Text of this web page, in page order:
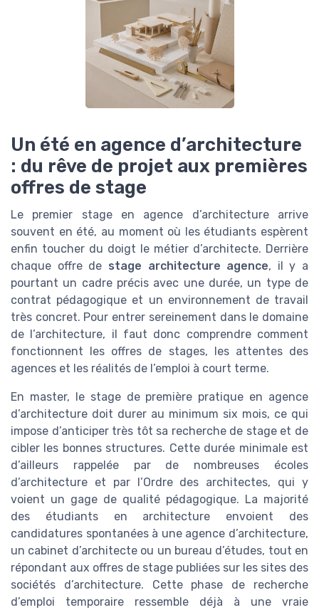
Un été en agence d’architecture
: du rêve de projet aux premières
offres de stage
Le premier stage en agence d’architecture arrive
souvent en été, au moment où les étudiants espèrent
enfin toucher du doigt le métier d’architecte. Derrière
chaque offre de stage architecture agence, il y a
pourtant un cadre précis avec une durée, un type de
contrat pédagogique et un environnement de travail
très concret. Pour entrer sereinement dans le domaine
de l’architecture, il faut donc comprendre comment
fonctionnent les offres de stages, les attentes des
agences et les réalités de l’emploi à court terme.
En master, le stage de première pratique en agence
d’architecture doit durer au minimum six mois, ce qui
impose d’anticiper très tôt sa recherche de stage et de
cibler les bonnes structures. Cette durée minimale est
d’ailleurs rappelée par de nombreuses écoles
d’architecture et par l’Ordre des architectes, qui y
voient un gage de qualité pédagogique. La majorité
des étudiants en architecture envoient des
candidatures spontanées à une agence d’architecture,
un cabinet d’architecte ou un bureau d’études, tout en
répondant aux offres de stage publiées sur les sites des
sociétés d’architecture. Cette phase de recherche
d’emploi temporaire ressemble déjà à une vraie